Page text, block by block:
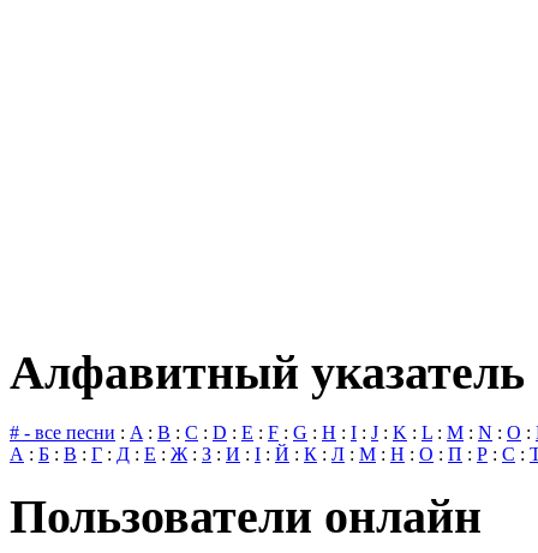
Алфавитный указатель
# - все песни : A: B : C : D : E : F : G : H : I : J : K : L : M : N : O :
А : Б : В : Г : Д : Е : Ж: З : И : І : Й : К : Л : М : Н : О : П : Р : С :
Пользователи онлайн